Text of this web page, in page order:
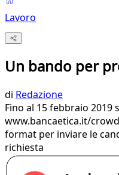
Lavoro
Un bando per
di Redazione
Fino al 15 febbraio 2019
www.bancaetica.it/
format per inviare le
richiesta